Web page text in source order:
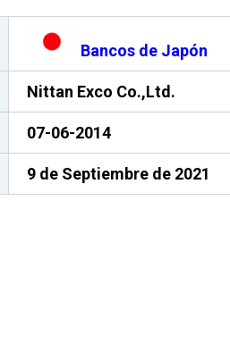
Bancos de Japón
Nittan Exco Co.,Ltd.
07-06-2014
9 de Septiembre de 2021